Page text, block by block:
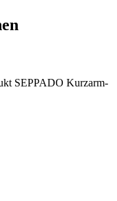
SEPPADO Kurzarm-